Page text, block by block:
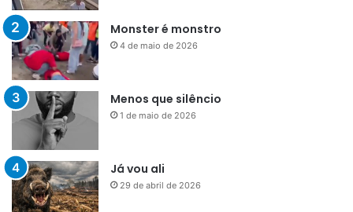
Monster é monstro
4 de maio de 2026
Menos que silêncio
1 de maio de 2026
Já vou ali
29 de abril de 2026